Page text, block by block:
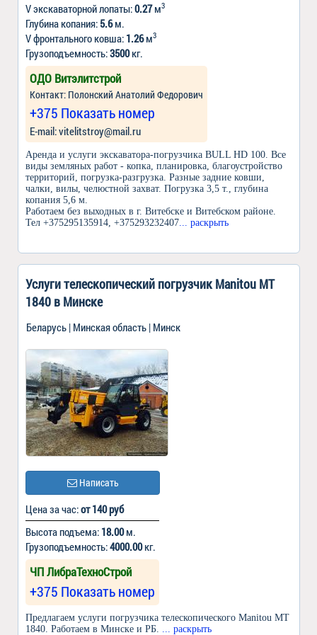
V экскаваторной лопаты:0.27м3
Глубина копания: 5.6м.
V фронтального ковша: 1.26м3
Грузоподъемность:3500кг.
ОДО Витэлитстрой
Контакт: Полонский Анатолий Федорович
+375 Показать номер
Е-mail: vitelitstroy@mail.ru
Аренда и услуги экскаватора-погрузчика BULL HD 100. Все
виды земляных работ - копка, планировка, благоустройство
территорий, погрузка-разгрузка. Разные задние ковши,
чалки, вилы, челюстной захват. Погрузка 3,5 т., глубина
копания 5,6 м.
Работаем без выходных в г. Витебске и Витебском районе.
Тел +375295135914, +375293232407 ... раскрыть
Услуги телескопический погрузчик Manitou MT
1840 в Минске
Беларусь | Минская область | Минск
Написать
Цена за час:от 140 руб
Высота подъема: 18.00м.
Грузоподъемность:4000.00кг.
ЧП ЛибраТехноСтрой
+375 Показать номер
Предлагаем услуги погрузчика телескопического Manitou MT
1840. Работаем в Минске и РБ.
... раскрыть